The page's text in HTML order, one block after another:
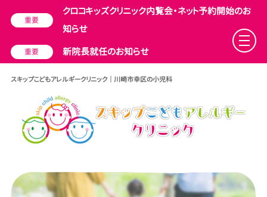
重要
クロコキッズクリニック内覧会・ネット予約開始のお
知らせ
重要 新院長就任のお知らせ
スキップこどもアレルギークリニック ｜ 川崎市幸区の小児科